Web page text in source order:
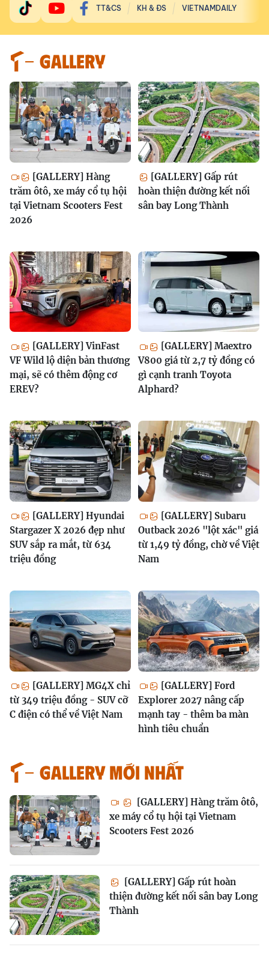
TT&CS KH & ĐS VIETNAMDAILY
GALLERY
[GALLERY] Hàng
trăm ôtô, xe máy cổ tụ hội
tại Vietnam Scooters Fest
2026
[GALLERY] Gấp rút
hoàn thiện đường kết nối
sân bay Long Thành
[GALLERY] VinFast
VF Wild lộ diện bản thương
mại, sẽ có thêm động cơ
EREV?
[GALLERY] Maextro
V800 giá từ 2,7 tỷ đồng có
gì cạnh tranh Toyota
Alphard?
[GALLERY] Hyundai
Stargazer X 2026 đẹp như
SUV sắp ra mắt, từ 634
triệu đồng
[GALLERY] Subaru
Outback 2026 "lột xác" giá
từ 1,49 tỷ đồng, chờ về Việt
Nam
[GALLERY] MG4X chỉ
từ 349 triệu đồng - SUV cỡ
C điện có thể về Việt Nam
[GALLERY] Ford
Explorer 2027 nâng cấp
mạnh tay - thêm ba màn
hình tiêu chuẩn
GALLERY MỚI NHẤT
[GALLERY] Hàng trăm ôtô,
xe máy cổ tụ hội tại Vietnam
Scooters Fest 2026
[GALLERY] Gấp rút hoàn
thiện đường kết nối sân bay Long
Thành